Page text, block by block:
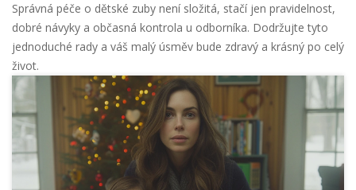
Správná péče o dětské zuby není složitá, stačí jen pravidelnost,
dobré návyky a občasná kontrola u odborníka. Dodržujte tyto
jednoduché rady a váš malý úsměv bude zdravý a krásný po celý
život.